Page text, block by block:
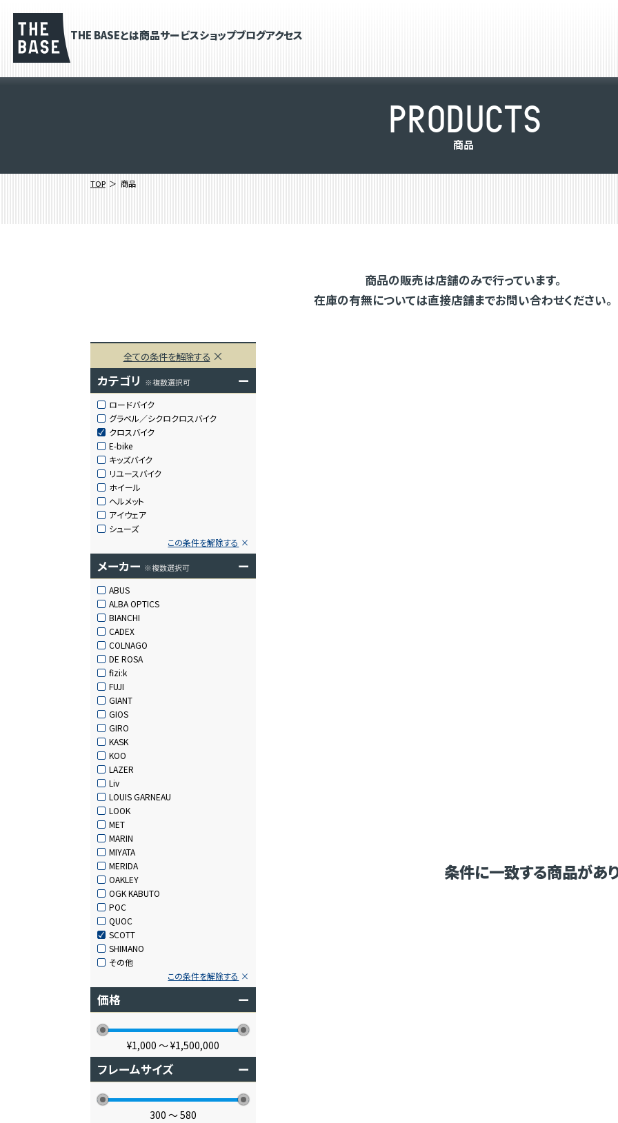
THE BASEとは商品サービスショップブログアクセス
PRODUCTS
商品
TOP 商品
商品の販売は店舗のみで行っています。
在庫の有無については直接店舗までお問い合わせください。
全ての条件を解除する
カテゴリ ※複数選択可 ー
ロードバイク
グラベル／シクロクロスバイク
クロスバイク
E-bike
キッズバイク
リユースバイク
ホイール
ヘルメット
アイウェア
シューズ
この条件を解除する
メーカー ※複数選択可 ー
ABUS
ALBA OPTICS
BIANCHI
CADEX
COLNAGO
DE ROSA
fizi:k
FUJI
GIANT
GIOS
GIRO
KASK
KOO
LAZER
Liv
LOUIS GARNEAU
LOOK
MET
MARIN
MIYATA
MERIDA
OAKLEY
OGK KABUTO
POC
QUOC
SCOTT
SHIMANO
その他
この条件を解除する
価格 ー
¥1,000 〜¥1,500,000
フレームサイズ ー
300 〜580
条件に一致する商品があ